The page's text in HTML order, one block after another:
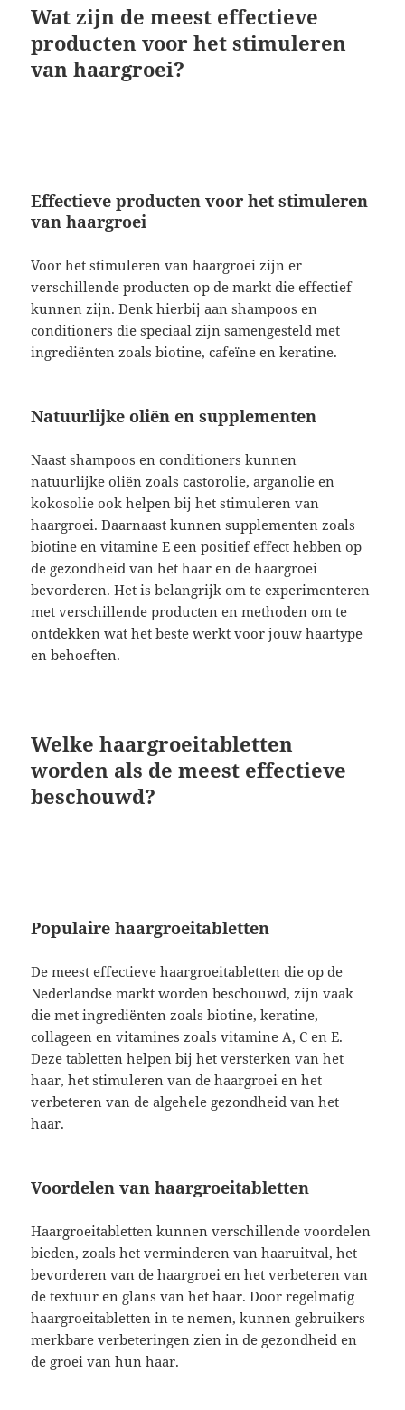
Wat zijn de meest effectieve
producten voor het stimuleren
van haargroei?
Effectieve producten voor het stimuleren
van haargroei
Voor het stimuleren van haargroei zijn er
verschillende producten op de markt die effectief
kunnen zijn. Denk hierbij aan shampoos en
conditioners die speciaal zijn samengesteld met
ingrediënten zoals biotine, cafeïne en keratine.
Natuurlijke oliën en supplementen
Naast shampoos en conditioners kunnen
natuurlijke oliën zoals castorolie, arganolie en
kokosolie ook helpen bij het stimuleren van
haargroei. Daarnaast kunnen supplementen zoals
biotine en vitamine E een positief effect hebben op
de gezondheid van het haar en de haargroei
bevorderen. Het is belangrijk om te experimenteren
met verschillende producten en methoden om te
ontdekken wat het beste werkt voor jouw haartype
en behoeften.
Welke haargroeitabletten
worden als de meest effectieve
beschouwd?
Populaire haargroeitabletten
De meest effectieve haargroeitabletten die op de
Nederlandse markt worden beschouwd, zijn vaak
die met ingrediënten zoals biotine, keratine,
collageen en vitamines zoals vitamine A, C en E.
Deze tabletten helpen bij het versterken van het
haar, het stimuleren van de haargroei en het
verbeteren van de algehele gezondheid van het
haar.
Voordelen van haargroeitabletten
Haargroeitabletten kunnen verschillende voordelen
bieden, zoals het verminderen van haaruitval, het
bevorderen van de haargroei en het verbeteren van
de textuur en glans van het haar. Door regelmatig
haargroeitabletten in te nemen, kunnen gebruikers
merkbare verbeteringen zien in de gezondheid en
de groei van hun haar.